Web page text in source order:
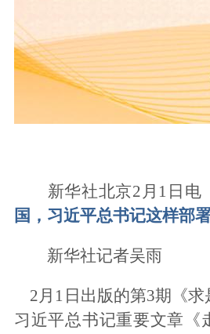
新华社北京2月1日电
国，习近平总书记这样
新华社记者吴雨
2月1日出版的第3期《求
习近平总书记重要文章《